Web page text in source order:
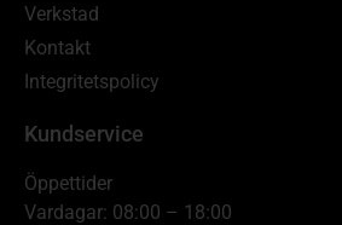
Verkstad
Kontakt
Integritetspolicy
Kundservice
Öppettider
Vardagar: 08:00 – 18:00